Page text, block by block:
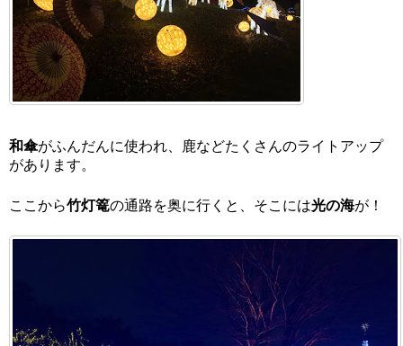
和傘がふんだんに使われ、鹿などたくさんのライトアップ
があります。
ここから竹灯篭の通路を奥に行くと、そこには光の海が！